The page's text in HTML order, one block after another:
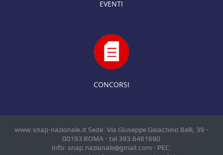
EVENTI
CONCORSI
www.snap-nazionale.it Sede: Via Giuseppe Gioachino Belli, 39 -
00193 ROMA - tel 393.6461690
Info: snap.nazionale@gmail.com - PEC: